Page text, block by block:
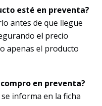
esté en preventa?
antes de que llegue
el precio
apenas el producto
en preventa?
informa en la ficha